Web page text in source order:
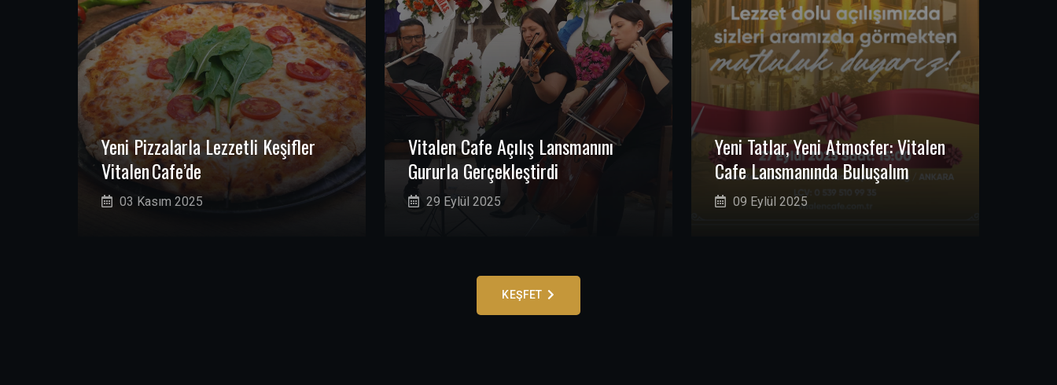
Yeni Pizzalarla Lezzetli Keşifler
Vitalen Cafe’de
03 Kasım 2025
Vitalen Cafe Açılış Lansmanını
Gururla Gerçekleştirdi
29 Eylül 2025
Yeni Tatlar, Yeni Atmosfer: Vitalen
Cafe Lansmanında Buluşalım
09 Eylül 2025
KEŞFET